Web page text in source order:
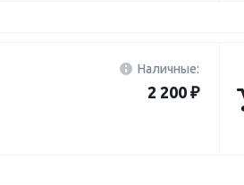
Наличные:
2 200 ₽